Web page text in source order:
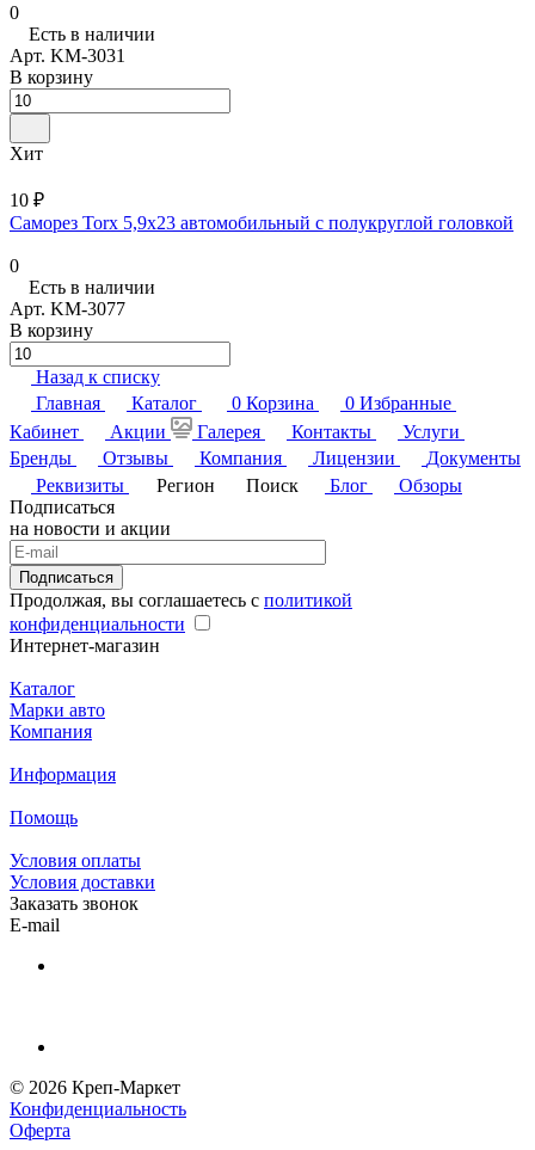
0
Есть в наличии
Арт. KM-3031
В корзину
Хит
10 ₽
Саморез Torx 5,9x23 автомобильный с полукруглой головкой
0
Есть в наличии
Арт. KM-3077
В корзину
Назад к списку
Главная
Каталог 0 Корзина 0 Избранные
Кабинет
Акции Галерея Контакты
Услуги
Бренды
Отзывы Компания Лицензии
Документы
Реквизиты
Регион Поиск Блог
Обзоры
Подписаться
на новости и акции
Подписаться
Продолжая, вы соглашаетесь с политикой
конфиденциальности
Интернет-магазин
Каталог
Марки авто
Компания
Информация
Помощь
Условия оплаты
Условия доставки
Заказать звонок
E-mail
© 2026 Креп-Маркет
Конфиденциальность
Оферта